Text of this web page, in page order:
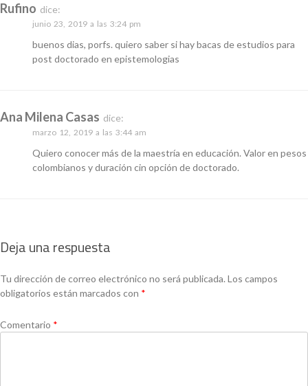
Rufino dice:
junio 23, 2019 a las 3:24 pm
buenos dias, porfs. quiero saber si hay bacas de estudios para
post doctorado en epistemologias
Ana Milena Casas dice:
marzo 12, 2019 a las 3:44 am
Quiero conocer más de la maestría en educación. Valor en pesos
colombianos y duración cin opción de doctorado.
Deja una respuesta
Tu dirección de correo electrónico no será publicada. Los campos
obligatorios están marcados con *
Comentario *